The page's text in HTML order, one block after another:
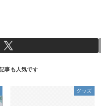
グッズ